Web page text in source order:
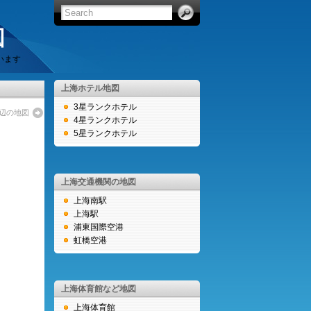
ます
の地図
上海ホテル地図
3星ランクホテル
4星ランクホテル
5星ランクホテル
上海交通機関の地図
上海南駅
上海駅
浦東国際空港
虹橋空港
上海体育館など地図
上海体育館